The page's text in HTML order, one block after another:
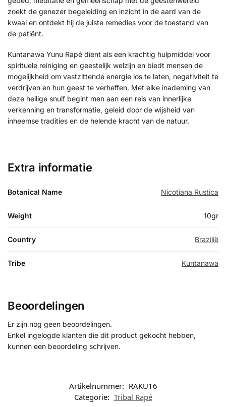
zoekt de genezer begeleiding en inzicht in de aard van de
kwaal en ontdekt hij de juiste remedies voor de toestand van
de patiënt.
Kuntanawa Yunu Rapé dient als een krachtig hulpmiddel voor
spirituele reiniging en geestelijk welzijn en biedt mensen de
mogelijkheid om vastzittende energie los te laten, negativiteit te
verdrijven en hun geest te verheffen. Met elke inademing van
deze heilige snuif begint men aan een reis van innerlijke
verkenning en transformatie, geleid door de wijsheid van
inheemse tradities en de helende kracht van de natuur.
Extra informatie
Botanical Name Nicotiana Rustica
Weight 10gr
Country Brazilië
Tribe Kuntanawa
Beoordelingen
Er zijn nog geen beoordelingen.
Enkel ingelogde klanten die dit product gekocht hebben,
kunnen een beoordeling schrijven.
Artikelnummer: RAKU16
Categorie: Tribal Rapé